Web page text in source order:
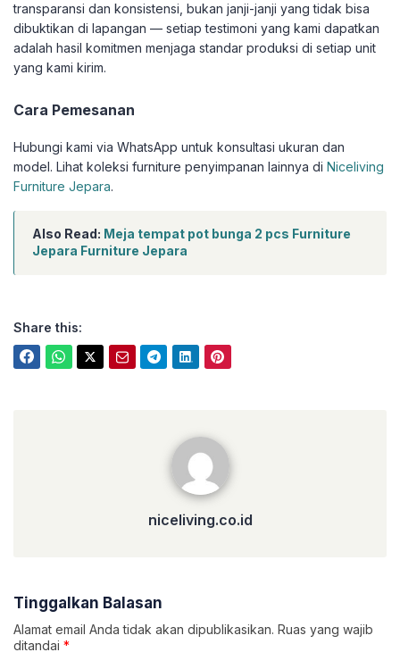
transparansi dan konsistensi, bukan janji-janji yang tidak bisa
dibuktikan di lapangan — setiap testimoni yang kami dapatkan
adalah hasil komitmen menjaga standar produksi di setiap unit
yang kami kirim.
Cara Pemesanan
Hubungi kami via WhatsApp untuk konsultasi ukuran dan
model. Lihat koleksi furniture penyimpanan lainnya di Niceliving
Furniture Jepara.
Also Read: Meja tempat pot bunga 2 pcs Furniture
Jepara Furniture Jepara
Share this:
niceliving.co.id
Tinggalkan Balasan
Alamat email Anda tidak akan dipublikasikan. Ruas yang wajib
ditandai *